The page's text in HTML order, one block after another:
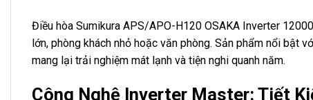
Điều hòa Sumikura APS/APO-H120 OSAKA Inverter
lớn, phòng khách nhỏ hoặc văn phòng. Sản phẩm nổi bật
mang lại trải nghiệm mát lạnh và tiện nghi quanh năm.
Công Nghệ Inverter Master: Tiết